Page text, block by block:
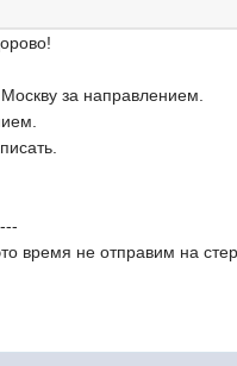
за направлением.
время не отправим на